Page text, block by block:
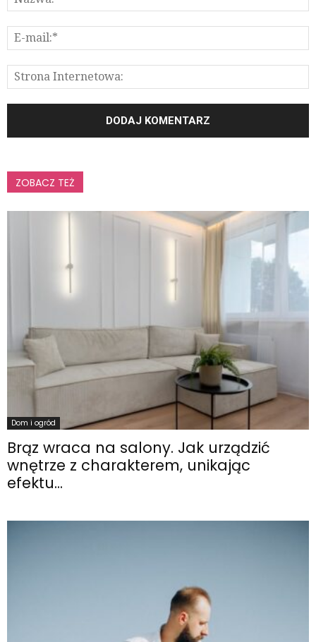
ZOBACZ TEŻ
Dom i ogród
Brąz wraca na salony. Jak urządzić
wnętrze z charakterem, unikając
efektu...